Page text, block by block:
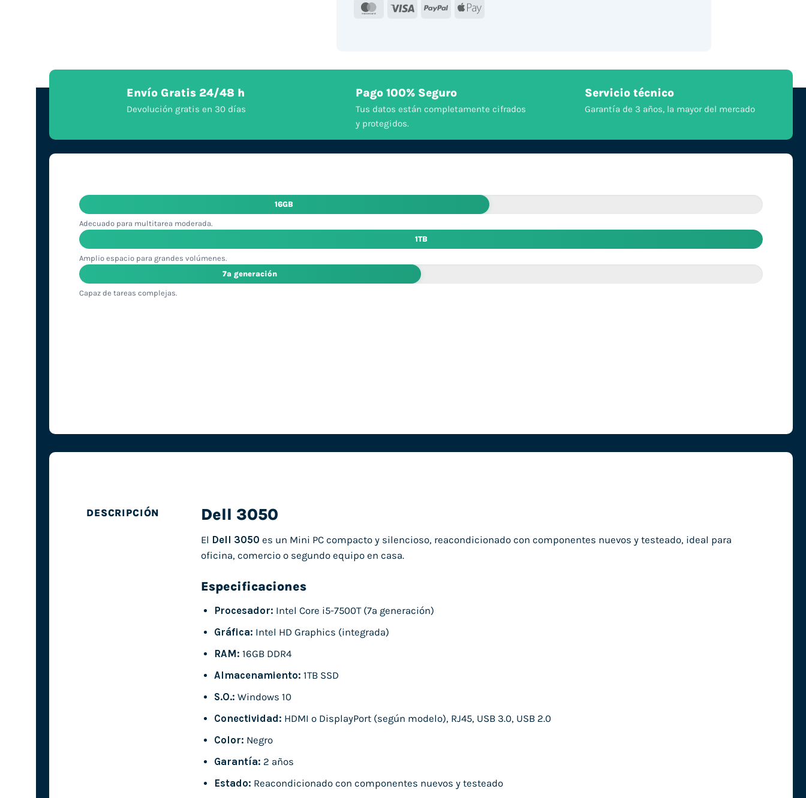
MasterCard
Visa PayPal Apple
Envío Gratis 24/48 h
Devolución gratis en 30 días
Pago 100% Seguro
Tus datos están completamente cifrados
y protegidos.
Servicio técnico
Garantía de 3 años, la mayor del mercado
16GB
Adecuado para multitarea moderada.
1TB
Amplio espacio para grandes volúmenes.
7ª generación
Capaz de tareas complejas.
DESCRIPCIÓN Dell 3050
El Dell 3050 es un Mini PC compacto y silencioso, reacondicionado con componentes nuevos y testeado, ideal para
oficina, comercio o segundo equipo en casa.
Especificaciones
Procesador: Intel Core i5-7500T (7ª generación)
Gráfica: Intel HD Graphics (integrada)
RAM: 16GB DDR4
Almacenamiento: 1TB SSD
S.O.: Windows 10
Conectividad: HDMI o DisplayPort (según modelo), RJ45, USB 3.0, USB 2.0
Color: Negro
Garantía: 2 años
Estado: Reacondicionado con componentes nuevos y testeado